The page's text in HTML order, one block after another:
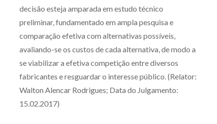
decisão esteja amparada em estudo técnico
preliminar, fundamentado em ampla pesquisa e
comparação efetiva com alternativas possíveis,
avaliando-se os custos de cada alternativa, de modo a
se viabilizar a efetiva competição entre diversos
fabricantes e resguardar o interesse público. (Relator:
Walton Alencar Rodrigues; Data do Julgamento:
15.02.2017)